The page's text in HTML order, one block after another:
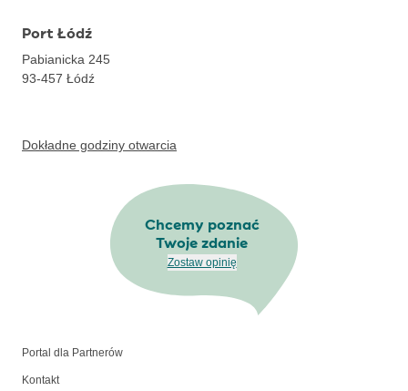
Port Łódź
Pabianicka 245
93-457 Łódź
Dokładne godziny otwarcia
Chcemy poznać
Twoje zdanie
Zostaw opinię
Portal dla Partnerów
Kontakt